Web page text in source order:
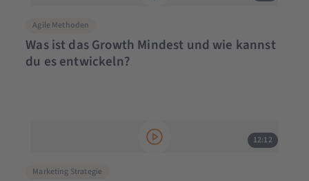
Agile Methoden
Was ist das Growth Mindest und wie kannst
du es entwickeln?
12:12
Marketing Strategie